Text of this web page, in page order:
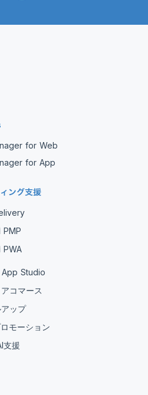
for Web
for App
ング支援
PMP
PWA
Studio
アコマース
ップ
モーション
支援